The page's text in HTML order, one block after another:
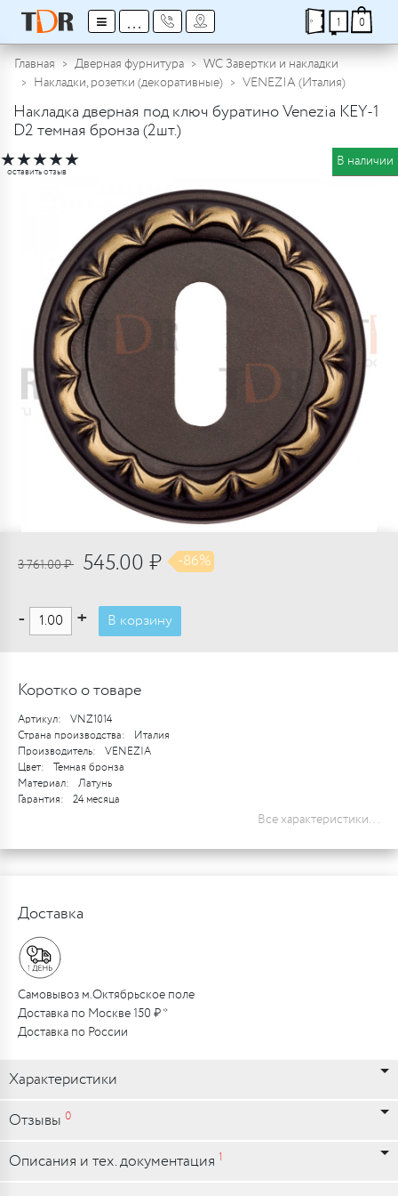
≡ ... 1 0
Главная Дверная фурнитура
WC Завертки и накладки
Накладки, розетки (декоративные)
VENEZIA (Италия)
Накладка дверная под ключ буратино Venezia KEY-1
D2 темная бронза (2шт.)
★★★★★
оставить отзыв
В наличии
3 761.00 ₽ 545.00 ₽ -86%
- + В корзину
Коротко о товаре
Артикул:
VNZ1014
Страна производства:
Италия
Производитель:
VENEZIA
Цвет:
Темная бронза
Материал:
Латунь
Гарантия:
24 месяца
Все характеристики...
Доставка
Самовывоз м.Октябрьское поле
Доставка по Москве 150 ₽ *
Доставка по России
Характеристики
Отзывы 0
Описания и тех. документация 1